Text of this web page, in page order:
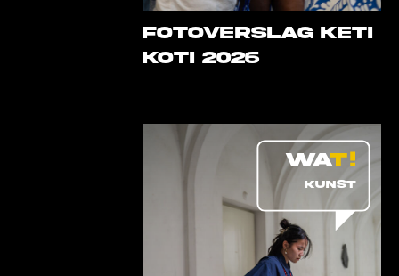
Fotoverslag Keti
Koti 2026
KUNST